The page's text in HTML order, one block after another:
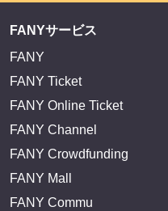
FANYサービス
FANY
FANY Ticket
FANY Online Ticket
FANY Channel
FANY Crowdfunding
FANY Mall
FANY Commu